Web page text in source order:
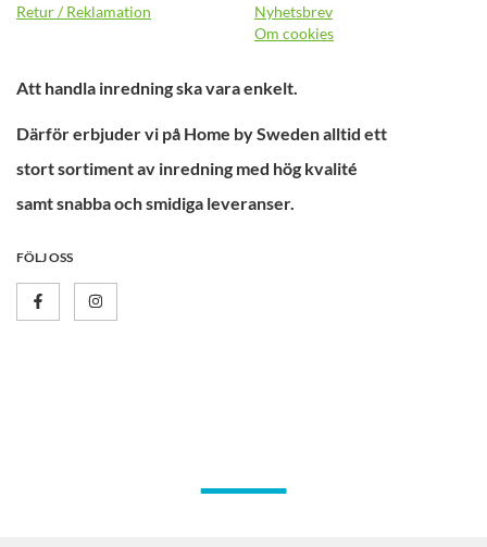
Retur / Reklamation
Nyhetsbrev
Om cookies
Att handla inredning ska vara enkelt.
Därför erbjuder vi på Home by Sweden alltid ett
stort sortiment av inredning med hög kvalité
samt snabba och smidiga leveranser.
FÖLJ OSS